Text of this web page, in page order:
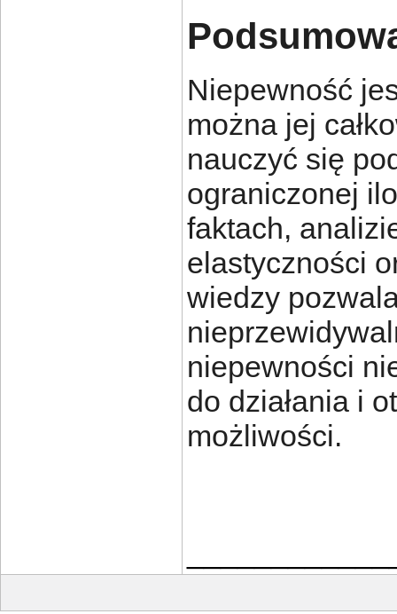
Niepewność
można jej
nauczyć się
ograniczonej
faktach,
elastyczności
wiedzy
niepewności
do działania i
możliwości.